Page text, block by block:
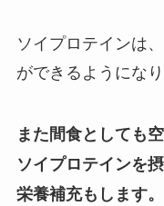
ソイプロテインは
ができるようになり
また間食としても
ソイプロテインを
栄養補充もします。